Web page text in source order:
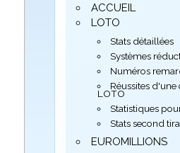
ACCUEIL
LOTO
Stats détaillées
Systèmes
Numéros
Réussites
LOTO
Statistiques
Stats second
EUROMILLIONS